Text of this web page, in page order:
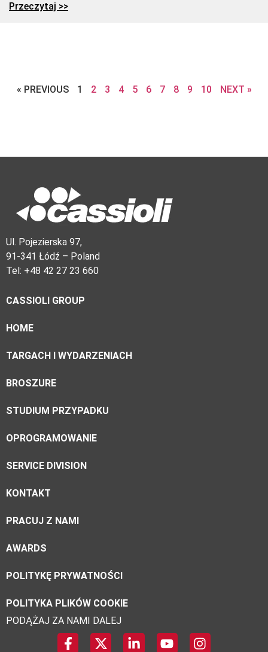
Przeczytaj >>
« PREVIOUS 1 2 3 4 5 6 7 8 9 10 NEXT »
Ul. Pojezierska 97,
91-341 Łódź – Poland
Tel: +48 42 27 23 660
CASSIOLI GROUP
HOME
TARGACH I WYDARZENIACH
BROSZURE
STUDIUM PRZYPADKU
OPROGRAMOWANIE
SERVICE DIVISION
KONTAKT
PRACUJ Z NAMI
AWARDS
POLITYKĘ PRYWATNOŚCI
POLITYKA PLIKÓW COOKIE
PODĄŻAJ ZA NAMI DALEJ